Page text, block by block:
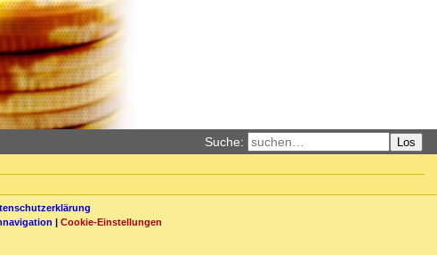
Suche: Los
| Cookie-Einstellungen